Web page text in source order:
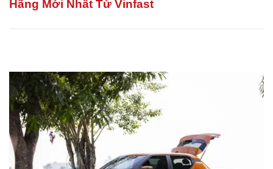
Hãng Mới Nhất Từ Vinfast